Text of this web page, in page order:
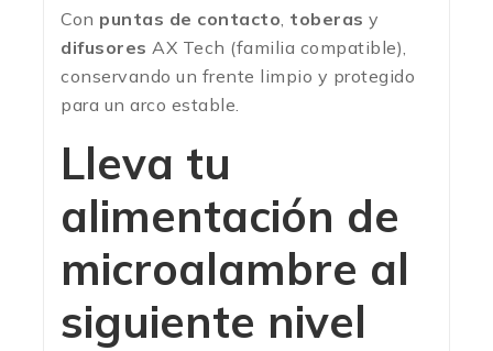
Con puntas de contacto, toberas y
difusores AX Tech (familia compatible),
conservando un frente limpio y protegido
para un arco estable.
Lleva tu
alimentación de
microalambre al
siguiente nivel